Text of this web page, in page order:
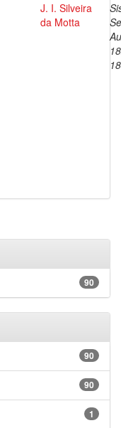
J. I. Silveira
da Motta
90
90
90
1